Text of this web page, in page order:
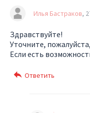
Илья Бастраков
Здравствуйте!
Уточните,
Если есть